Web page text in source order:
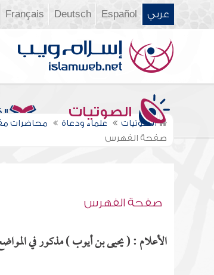
عربي Español
Deutsch
Français
الصوتيات
الصوتيات علماء ودعاة محاضرات
صفحة الفهرس
صفحة الفهرس
الأعلام : ( يحيى بن أيوب ) مذكور في المواضع